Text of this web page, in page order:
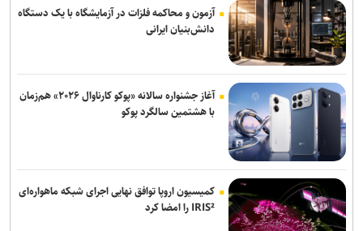
آزمون و محاکمه فلزات در آزمایشگاه با یک دستگاه
دانش‌بنیان ایرانی
آغاز جشنواره سالانه «پوکو کارناوال ۲۰۲۶» هم‌زمان
با هشتمین سالگرد پوکو
کمیسیون اروپا توافق نهایی اجرای شبکه ماهواره‌ای
IRIS² را امضا کرد